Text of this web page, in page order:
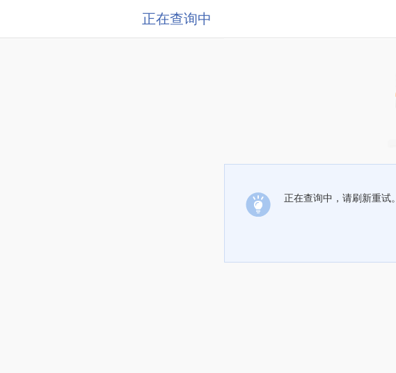
正在查询中
正在查询中，请刷新重试。